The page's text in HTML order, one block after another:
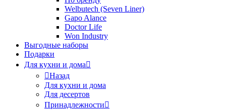
Welbutech (Seven Liner)
Gapo Alance
Doctor Life
Won Industry
Выгодные наборы
Подарки
Для кухни и дома
Назад
Для кухни и дома
Для десертов
Принадлежности